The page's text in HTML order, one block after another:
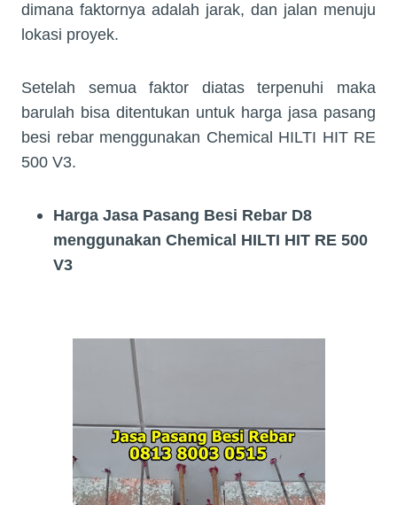
dimana faktornya adalah jarak, dan jalan menuju
lokasi proyek.
Setelah semua faktor diatas terpenuhi maka
barulah bisa ditentukan untuk harga jasa pasang
besi rebar menggunakan Chemical HILTI HIT RE
500 V3.
Harga Jasa Pasang Besi Rebar D8
menggunakan Chemical HILTI HIT RE 500
V3